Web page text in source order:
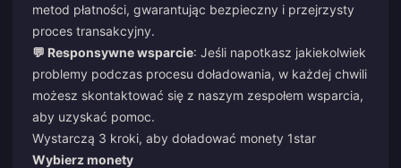
metod płatności, gwarantując bezpieczny i przejrzysty
proces transakcyjny.
💬 Responsywne wsparcie: Jeśli napotkasz jakiekolwiek
problemy podczas procesu doładowania, w każdej chwili
możesz skontaktować się z naszym zespołem wsparcia,
aby uzyskać pomoc.
Wystarczą 3 kroki, aby doładować monety 1star
Wybierz monety